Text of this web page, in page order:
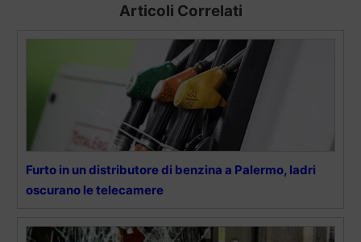
Articoli Correlati
Furto in un distributore di benzina a Palermo, ladri
oscurano le telecamere